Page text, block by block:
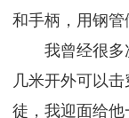
和手柄，用钢管
我曾经很
几米开外可以
徒，我迎面给